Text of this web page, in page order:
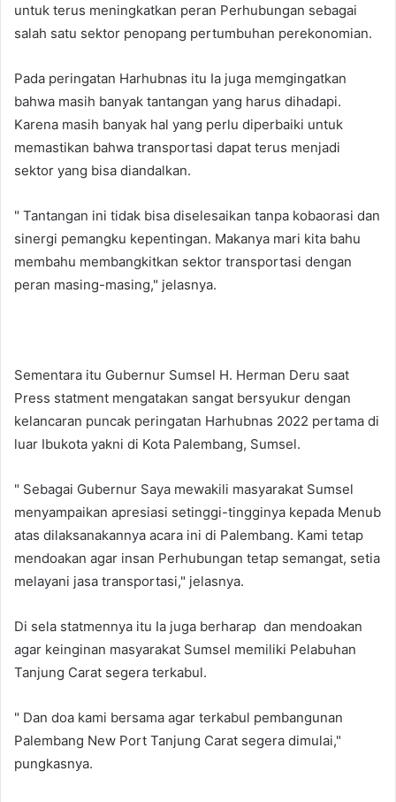
untuk terus meningkatkan peran Perhubungan sebagai
salah satu sektor penopang pertumbuhan perekonomian.
Pada peringatan Harhubnas itu Ia juga memgingatkan
bahwa masih banyak tantangan yang harus dihadapi.
Karena masih banyak hal yang perlu diperbaiki untuk
memastikan bahwa transportasi dapat terus menjadi
sektor yang bisa diandalkan.
" Tantangan ini tidak bisa diselesaikan tanpa kobaorasi dan
sinergi pemangku kepentingan. Makanya mari kita bahu
membahu membangkitkan sektor transportasi dengan
peran masing-masing," jelasnya.
Sementara itu Gubernur Sumsel H. Herman Deru saat
Press statment mengatakan sangat bersyukur dengan
kelancaran puncak peringatan Harhubnas 2022 pertama di
luar Ibukota yakni di Kota Palembang, Sumsel.
" Sebagai Gubernur Saya mewakili masyarakat Sumsel
menyampaikan apresiasi setinggi-tingginya kepada Menub
atas dilaksanakannya acara ini di Palembang. Kami tetap
mendoakan agar insan Perhubungan tetap semangat, setia
melayani jasa transportasi," jelasnya.
Di sela statmennya itu Ia juga berharap dan mendoakan
agar keinginan masyarakat Sumsel memiliki Pelabuhan
Tanjung Carat segera terkabul.
" Dan doa kami bersama agar terkabul pembangunan
Palembang New Port Tanjung Carat segera dimulai,"
pungkasnya.